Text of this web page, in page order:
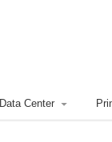
Data Center